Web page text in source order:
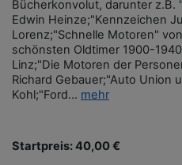
Bücherkonvolut, darunter z.B.
Edwin Heinze;"Kennzeichen
Lorenz;"Schnelle Motoren"
schönsten Oldtimer 1900-
Linz;"Die Motoren der
Richard Gebauer;"Auto Union
Kohl;"Ford... mehr
Startpreis: 40,00 €